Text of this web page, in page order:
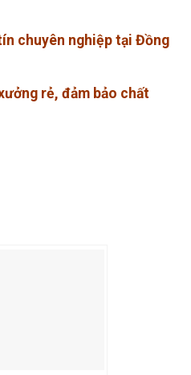
chuyên nghiệp tại Đồng
rẻ, đảm bảo chất